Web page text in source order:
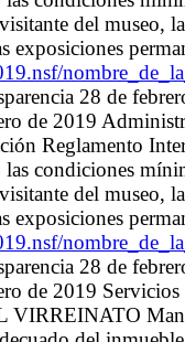
del museo,
exposiciones
28 de
de 2019
Reglamento
condiciones
del museo,
exposiciones
28 de
de 2019